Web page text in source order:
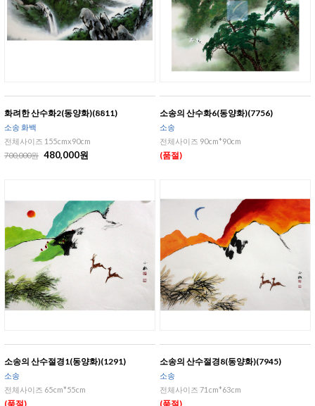
화려한 산수화2(동양화)(8811)
소송 화백
전체사이즈 155cmx90cm
700,000원 480,000원
소송의 산수화6(동양화)(7756)
소송
전체사이즈 90cm*90cm
(품절)
소송의 산수절경1(동양화)(1291)
소송
전체사이즈 65cm*55cm
(품절)
소송의 산수절경8(동양화)(7945)
소송
전체사이즈 71cm*63cm
(품절)